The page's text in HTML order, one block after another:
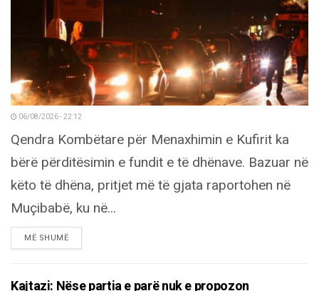
06/08/2026 - 22:12
Qendra Kombëtare për Menaxhimin e Kufirit ka
bërë përditësimin e fundit e të dhënave. Bazuar në
këto të dhëna, pritjet më të gjata raportohen në
Muçibabë, ku në...
MË SHUMËDETAILS
Kajtazi: Nëse partia e parë nuk e propozon